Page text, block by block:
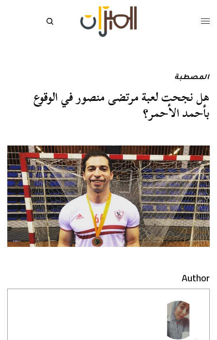
المصطبة
هل نجحت لعبة مرتضى منصور في الوقوع
بأحمد الأحمر؟
Author